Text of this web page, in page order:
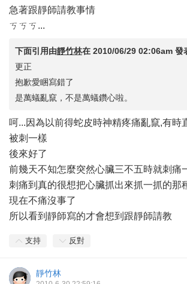
急著跟靜師請教事情
ㄎㄎㄎ...
下面引用由靜竹林在 2010/06/29 02:06am 發
更正
抱歉愛睏寫錯了
是萬蟻亂竄，不是萬蟻鑽心啦。
呵...因為以前得蛇皮時神精疼痛亂竄,有時
被刺一樣
後來好了
前幾天不知怎麼突然心臟三不五時就刺痛
刺痛到真的很想把心臟抓出來抓一抓的那
現在不痛沒事了
所以看到靜師寫的才會想到跟靜師請教
支持 反對
靜竹林